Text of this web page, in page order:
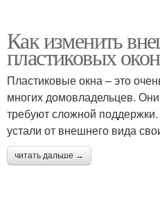
Как изменить
пластиковых окон
Пластиковые окна – это
многих домовладельцев.
требуют сложной
устали от внешнего вида
читать дальше →